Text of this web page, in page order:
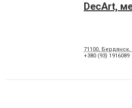
DecArt,
71100,
+380 (93) 1916089